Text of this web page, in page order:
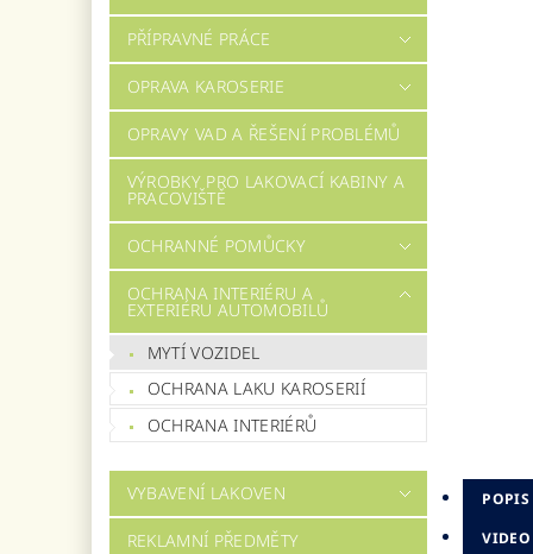
PŘÍPRAVNÉ PRÁCE
OPRAVA KAROSERIE
OPRAVY VAD A ŘEŠENÍ PROBLÉMŮ
VÝROBKY PRO LAKOVACÍ KABINY A
PRACOVIŠTĚ
OCHRANNÉ POMŮCKY
OCHRANA INTERIÉRU A
EXTERIÉRU AUTOMOBILŮ
MYTÍ VOZIDEL
OCHRANA LAKU KAROSERIÍ
OCHRANA INTERIÉRŮ
VYBAVENÍ LAKOVEN
REKLAMNÍ PŘEDMĚTY
POPIS
VIDEO